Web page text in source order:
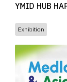
YMID HUB
Exhibition